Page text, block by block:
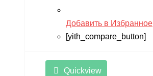
Добавить в Избранное
[yith_compare_button]
Quickview